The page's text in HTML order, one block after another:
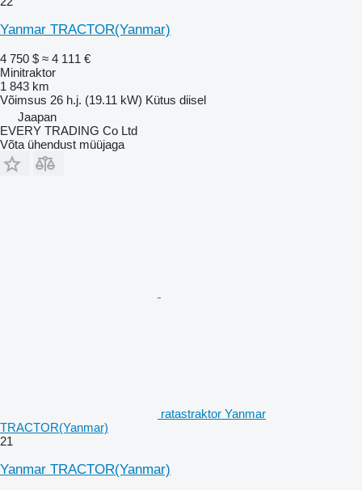
Yanmar TRACTOR(Yanmar)
4 750 $ ≈ 4 111 €
Minitraktor
1 843 km
Võimsus 26 h.j. (19.11 kW) Kütus diisel
Jaapan
EVERY TRADING Co Ltd
Võta ühendust müüjaga
ratastraktor Yanmar
TRACTOR(Yanmar)
21
Yanmar TRACTOR(Yanmar)